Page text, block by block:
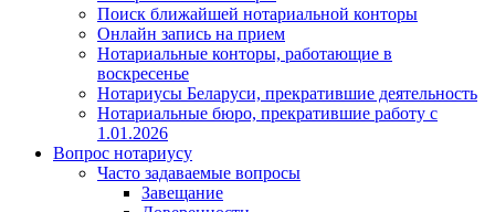
Поиск ближайшей нотариальной конторы
Онлайн запись на прием
Нотариальные конторы, работающие в
воскресенье
Нотариусы Беларуси, прекратившие деятельность
Нотариальные бюро, прекратившие работу с
1.01.2026
Вопрос нотариусу
Часто задаваемые вопросы
Завещание